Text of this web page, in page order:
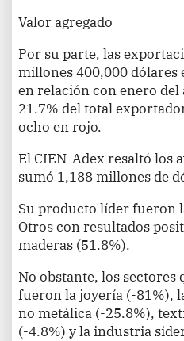
Valor agregado
Por su parte, las
millones 400,000
en relación con enero del
21.7% del total
ocho en rojo.
El CIEN-Adex resaltó los
sumó 1,188 millones de
Su producto líder fueron
Otros con resultados
maderas (51.8%).
No obstante, los
fueron la joyería (-81%),
no metálica (-25.8%),
(-4.8%) y la industria